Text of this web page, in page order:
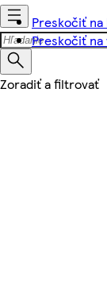
Preskočiť na
Preskočiť na